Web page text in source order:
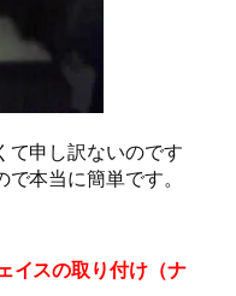
て申し訳ないのです
本当に簡単です。
イスの取り付け（ナ